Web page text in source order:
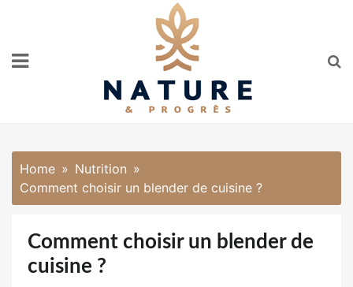
Home
Nutrition
Comment choisir un blender de cuisine ?
Comment choisir un blender de
cuisine ?